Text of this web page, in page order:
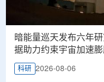
暗能量巡天发布六年
据助力约束宇宙加速
科研 2026-08-06